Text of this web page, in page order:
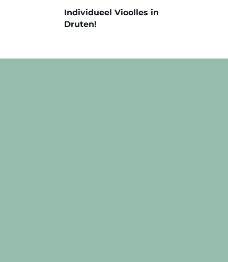
Individueel Vioolles in
Druten!